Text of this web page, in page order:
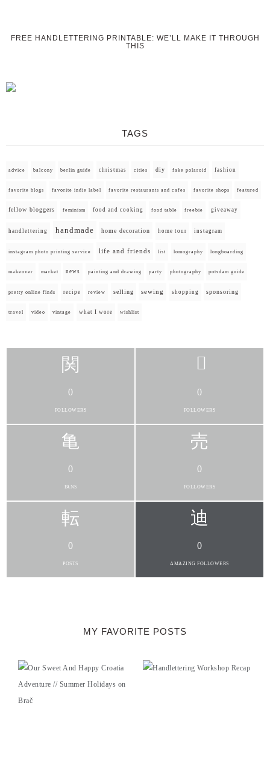
FREE HANDLETTERING PRINTABLE: WE’LL MAKE IT THROUGH
THIS
TAGS
advice balcony berlin guide christmas cities diy fake polaroid fashion
favorite blogs favorite indie label favorite restaurants and cafes favorite shops featured
fellow bloggers feminism food and cooking food table freebie giveaway
handlettering handmade home decoration home tour instagram
instagram photo printing service life and friends list lomography longboarding
makeover market news painting and drawing party photography potsdam guide
pretty online finds recipe review selling sewing shopping sponsoring
travel video vintage what I wore wishlist
0
FOLLOWERS
0
FOLLOWERS
0
FANS
0
FOLLOWERS
0
POSTS
0
AMAZING FOLLOWERS
MY FAVORITE POSTS